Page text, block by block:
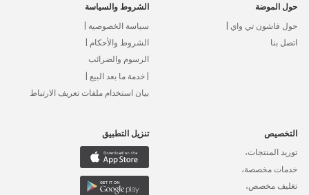
حول الموضة
حول فاشون تي واي |
اتصل بنا
الشروط والسياسة
سياسة الخصوصية |
الشروط والأحكام |
الرسوم والضرائب
| خدمة ما بعد البيع |
بيان استخدام ملفات تعريف الارتباط
التخصيص
توريد المنتجات،
خدمات مخصصة،
تغليف مخصص،
تنزيل التطبيق